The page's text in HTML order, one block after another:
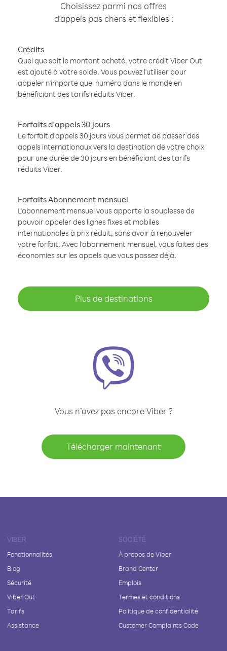
Choisissez parmi nos offres
d'appels pas chers et flexibles :
Crédits
Quel que soit le montant acheté, votre crédit Viber Out
est ajouté à votre solde. Vous pouvez l'utiliser pour
appeler n'importe quel numéro dans le monde en
bénéficiant des tarifs réduits Viber.
Forfaits d'appels 30 jours
Le forfait d'appels 30 jours vous permet de passer des
appels internationaux vers la destination de votre choix
pour une durée de 30 jours en bénéficiant des tarifs
réduits Viber.
Forfaits Abonnement mensuel
L'abonnement mensuel vous apporte la souplesse de
pouvoir appeler des lignes fixes et mobiles
internationales à prix réduit, sans avoir à renouveler
votre forfait. Avec l'abonnement mensuel, vous faites des
économies sur les appels que vous passez déjà.
Plus de destinations
Vous n’avez pas encore Viber ?
Télécharger maintenant
VIBER
Fonctionnalités
Blog
Sécurité
Viber Out
Tarifs
Assistance
SOCIÉTÉ
À propos de Viber
Brand Center
Emplois
Termes et conditions
Politique de confidentialité
Customer Complaints Code